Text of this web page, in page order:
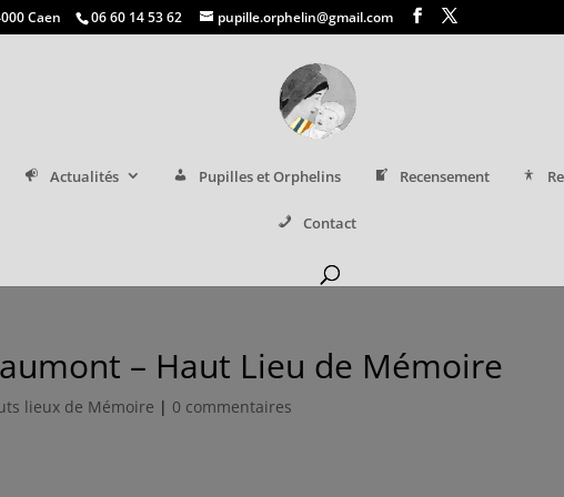
Caen 06 60 14 53 62 pupille.orphelin@gmail.com
Actualités Pupilles et Orphelins Recensement
Contact
– Haut Lieu de Mémoire
lieux de Mémoire | 0 commentaires